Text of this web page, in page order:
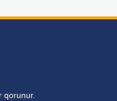
qorunur.